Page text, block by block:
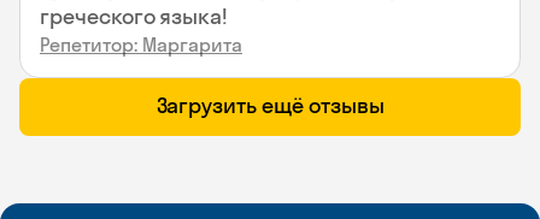
греческого языка!
Репетитор: Маргарита
Загрузить ещё отзывы